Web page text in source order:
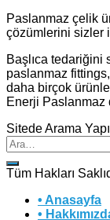
Paslanmaz çelik
çözümlerini sizler
Başlıca tedariğini
paslanmaz
daha birçok
Enerji Paslanmaz
Sitede Arama
Tüm Hakları
• Anasayfa
•